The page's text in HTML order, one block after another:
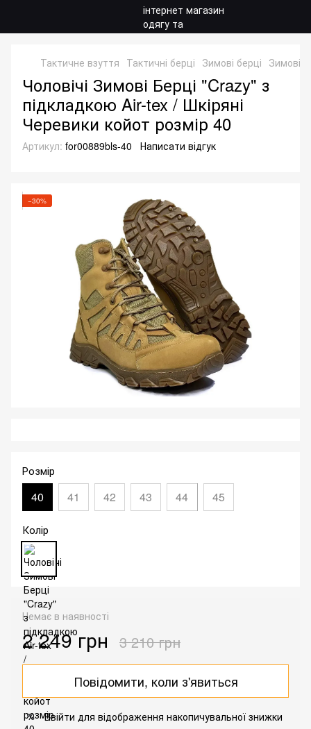
Тактичне взуття Тактичні берці Зимові берці Зимові
Чоловічі Зимові Берці "Crazy" з
підкладкою Air-tex / Шкіряні
Черевики койот розмір 40
Артикул: for00889bls-40 Написати відгук
−30%
Розмір
40 41 42 43 44 45
Колір
Немає в наявності
2 249 грн 3 210 грн
Повідомити, коли з'явиться
% Ввійти для відображення накопичувальної знижки